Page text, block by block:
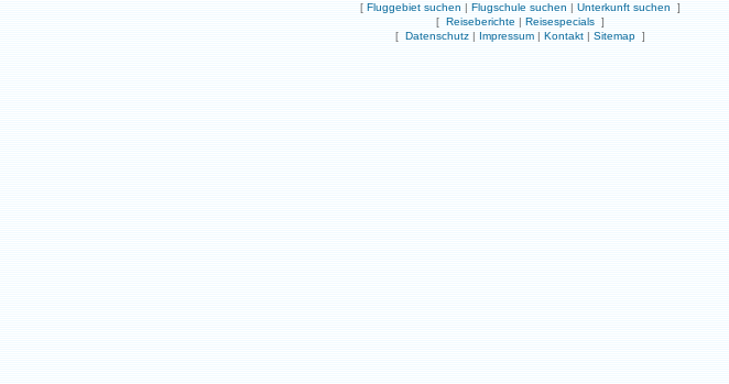
[ Fluggebiet suchen | Flugschule suchen | Unterkunft suchen ]
[ Reiseberichte | Reisespecials ]
[ Datenschutz | Impressum | Kontakt | Sitemap ]